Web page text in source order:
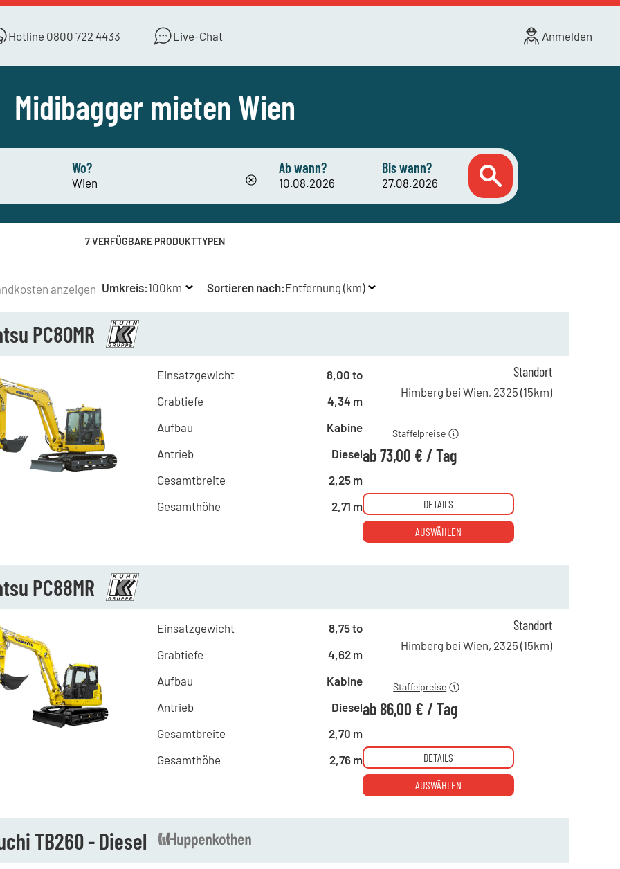
Hotline 0800 722 4433 Live-Chat Anmelden
Midibagger mieten Wien
Wo? Ab wann? Bis wann?
7 VERFÜGBARE PRODUKTTYPEN
anzeigen Umkreis:100km Sortieren nach:Entfernung (km)
PC80MR
Einsatzgewicht
8,00 to
Grabtiefe
4,34 m
Aufbau
Kabine
Antrieb
Diesel
Gesamtbreite
2,25 m
Gesamthöhe
2,71 m
ab 1 Tag
153,00 €
ab 19 Tagen
Staffelpreise
ab73,00 € /Tag
Standort
Himberg bei Wien, 2325 (15km)
DETAILS
AUSWÄHLEN
PC88MR
Einsatzgewicht
8,75 to
Grabtiefe
4,62 m
Aufbau
Kabine
Antrieb
Diesel
Gesamtbreite
2,70 m
Gesamthöhe
2,76 m
ab 1 Tag
168,00 €
ab 19 Tagen
Staffelpreise
ab 86,00 € /Tag
Standort
Himberg bei Wien, 2325 (15km)
DETAILS
AUSWÄHLEN
TB260 - Diesel